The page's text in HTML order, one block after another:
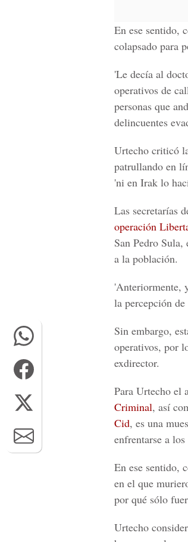
En ese sentido,
colapsado para
'Le decía al
operativos de
personas que
delincuentes
Urtecho criticó
patrullando en
'ni en Irak lo
Las secretarías
operación
San Pedro
a la población.
'Anteriormente,
la percepción
Sin embargo,
operativos, por
exdirector.
Para Urtecho el
Criminal, así
Cid, es una
enfrentarse a
En ese sentido,
en el que
por qué sólo
Urtecho